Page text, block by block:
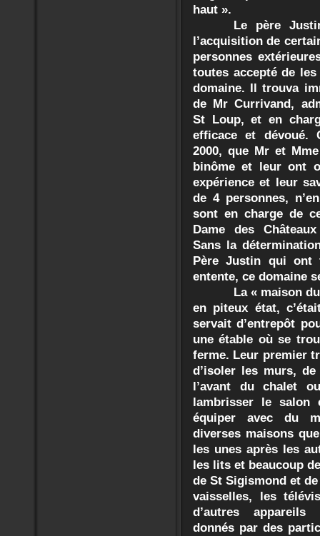
haut ».
Le père
l’acquisition de
personnes
toutes accepté de
domaine. Il trouva
de Mr Currivand,
St Loup, et en
efficace et dévoué.
2000, que Mr et
binôme et leur ont
expérience et leur
de 4 personnes,
sont en charge de
Dame des
Sans la
Père Justin qui ont
entente, ce domaine
La « maison
en piteux état,
servait d’entrepôt
une étable où se
ferme. Leur premier
d’isoler les murs,
l’avant du chalet
lambrisser le
équiper avec du
diverses maisons
les unes après les
les lits et beaucoup
de St Sigismond et
vaisselles, les
d’autres appareils
donnés par des